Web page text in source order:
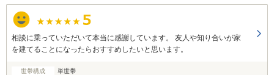
相談に乗っていただいて本当に感謝しています。 友人や知り合いが家
を建てることになったらおすすめしたいと思います。
世帯構成
単世帯